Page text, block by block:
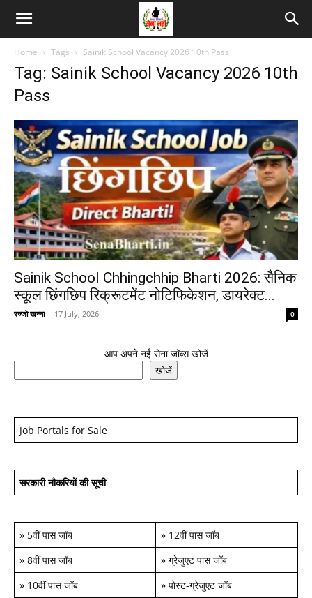
Home Tags Sainik School Vacancy 2026 10th Pass
Tag: Sainik School Vacancy 2026 10th
Pass
Sainik School Chhingchhip Bharti 2026: सैनिक
स्कूल छिंगछिप रिक्रूटमेंट नोटिफिकेशन, डायरेक्ट...
रज्जो खन्ना - 17 July, 2026 0
आप अपने नई सेना जॉब्स खोजें
खोजें
Job Portals for Sale
सरकारी नौकरियों की सूची
» 5वीं पास जॉब » 12वीं पास जॉब
» 8वीं पास जॉब » ग्रेजुएट पास जॉब
» 10वीं पास जॉब » पोस्ट-ग्रेजुएट जॉब